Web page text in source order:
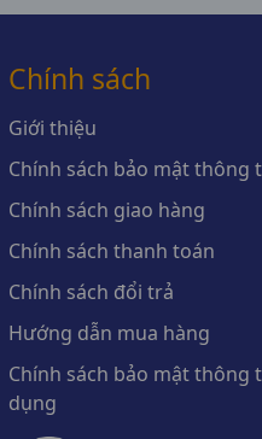
Chính sách
Giới thiệu
Chính sách bảo mật thông
Chính sách giao hàng
Chính sách thanh toán
Chính sách đổi trả
Hướng dẫn mua hàng
Chính sách bảo mật
dụng